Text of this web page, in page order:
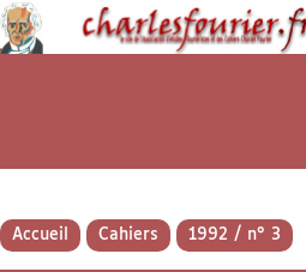
Accueil Cahiers 1992 / n° 3